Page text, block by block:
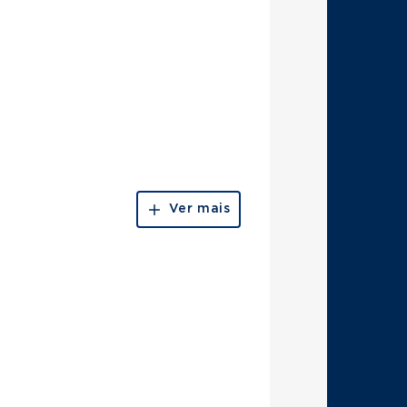
Ver mais